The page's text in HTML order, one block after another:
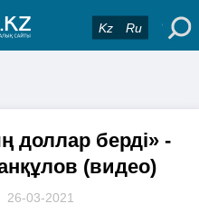
Kz Ru
доллар берді» -
(видео)
26-03-2021